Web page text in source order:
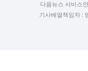
다음뉴스 서비스
기사배열책임자 :